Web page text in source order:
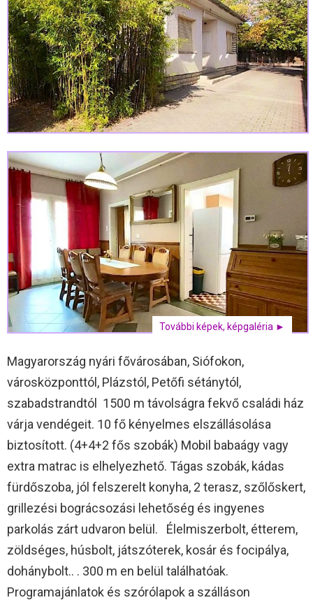
További képek, képgaléria ►
Magyarország nyári fővárosában, Siófokon,
városközponttól, Plázstól, Petőfi sétánytól,
szabadstrandtól 1500 m távolságra fekvő családi ház
várja vendégeit. 10 fő kényelmes elszállásolása
biztosított. (4+4+2 fős szobák) Mobil babaágy vagy
extra matrac is elhelyezhető. Tágas szobák, kádas
fürdőszoba, jól felszerelt konyha, 2 terasz, szőlőskert,
grillezési bográcsozási lehetőség és ingyenes
parkolás zárt udvaron belül. Élelmiszerbolt, étterem,
zöldséges, húsbolt, játszóterek, kosár és focipálya,
dohánybolt.. . 300 m en belül találhatóak.
Programajánlatok és szórólapok a szálláson